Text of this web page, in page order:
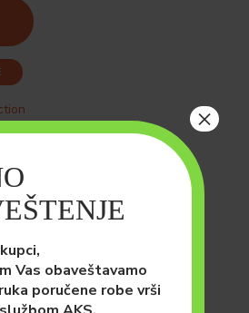
Vas obaveštavamo
poručene robe vrši
×